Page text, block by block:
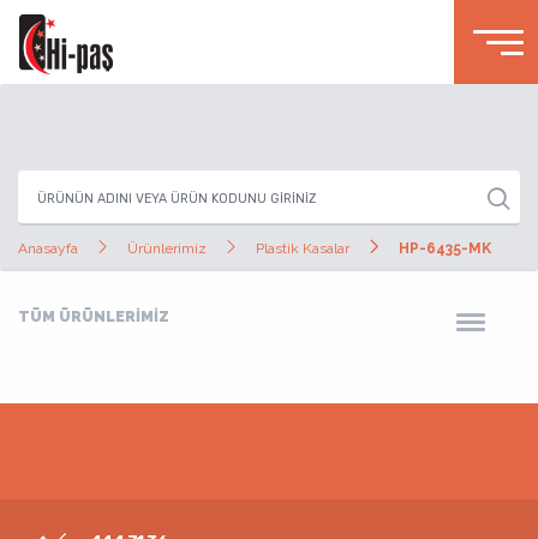
Anasayfa Ürünlerimiz Plastik Kasalar HP-6435-MK
TÜM ÜRÜNLERİMİZ